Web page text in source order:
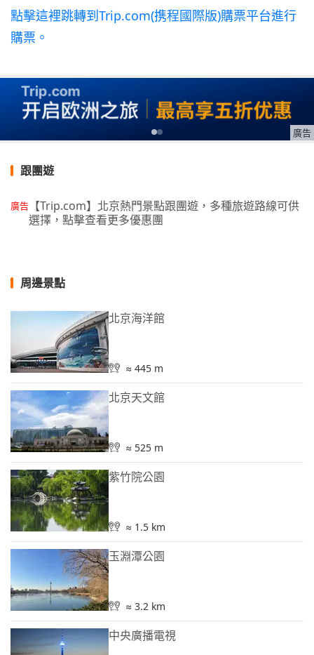
點擊這裡跳轉到Trip.com(携程國際版)購票平台進行
購票。
廣告
跟團遊
廣告 【Trip.com】北京熱門景點跟團遊，多種旅遊路線可供
選擇，點擊查看更多優惠團
周邊景點
北京海洋館
≈ 445 m
北京天文館
≈ 525 m
紫竹院公園
≈ 1.5 km
玉淵潭公園
≈ 3.2 km
中央廣播電視